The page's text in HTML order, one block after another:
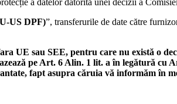
a datelor datorită unei decizii a
US DPF)”, transferurile de date către
UE sau SEE, pentru care nu există o
pe Art. 6 Alin. 1 lit. a în legătură cu
fapt asupra căruia vă informăm în